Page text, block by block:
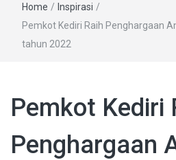
Home / Inspirasi /
Pemkot Kediri Raih Penghargaan
tahun 2022
Pemkot Kediri
Penghargaan